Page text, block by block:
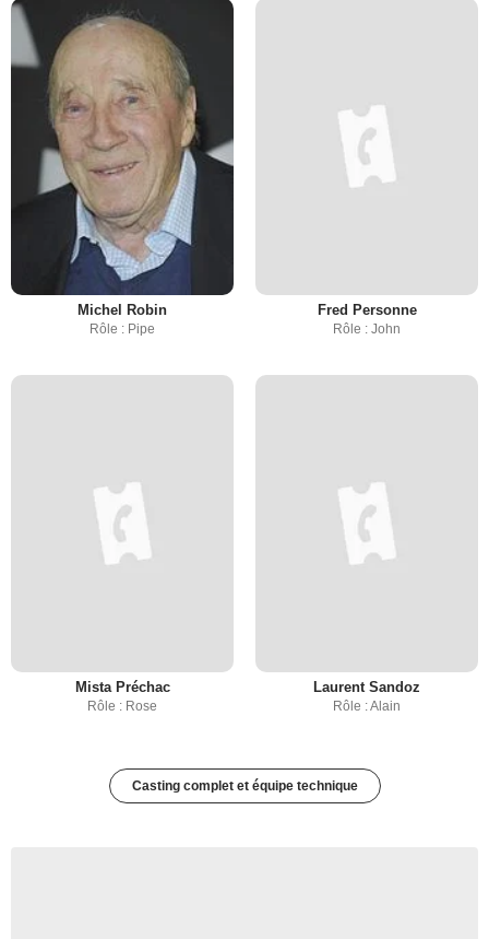
Michel Robin
Rôle : Pipe
Fred Personne
Rôle : John
Mista Préchac
Rôle : Rose
Laurent Sandoz
Rôle : Alain
Casting complet et équipe technique